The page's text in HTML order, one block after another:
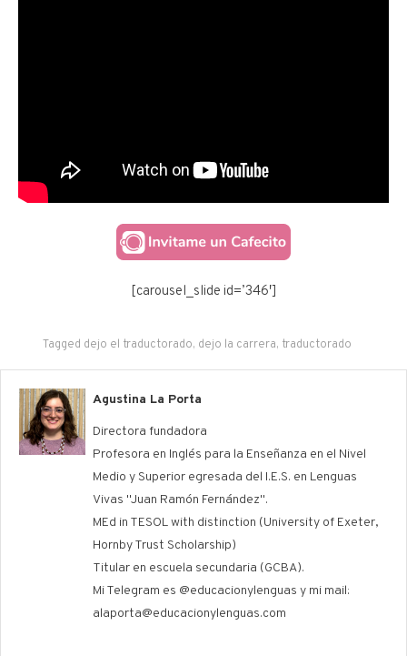
[carousel_slide id=’346′]
Tagged dejo el traductorado, dejo la carrera, traductorado
Agustina La Porta
Directora fundadora
Profesora en Inglés para la Enseñanza en el Nivel
Medio y Superior egresada del I.E.S. en Lenguas
Vivas "Juan Ramón Fernández".
MEd in TESOL with distinction (University of Exeter,
Hornby Trust Scholarship)
Titular en escuela secundaria (GCBA).
Mi Telegram es @educacionylenguas y mi mail:
alaporta@educacionylenguas.com